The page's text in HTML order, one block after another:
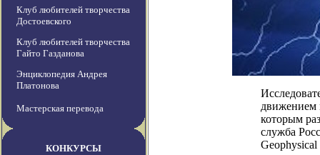
Клуб любителей творчества
Достоевского
Клуб любителей творчества
Гайто Газданова
Энциклопедия Андрея
Платонова
Мастерская перевода
КОНКУРСЫ
движением
которым
служба
Geophysical